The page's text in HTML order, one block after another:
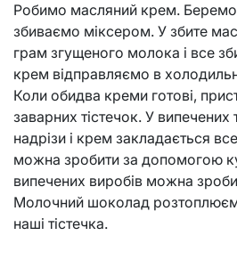
Робимо масляний крем. Беремо
збиваємо міксером. У збите
грам згущеного молока і все
крем відправляємо в
Коли обидва креми готові,
заварних тістечок. У випечених
надрізи і крем закладається
можна зробити за допомогою
випечених виробів можна
Молочний шоколад
наші тістечка.